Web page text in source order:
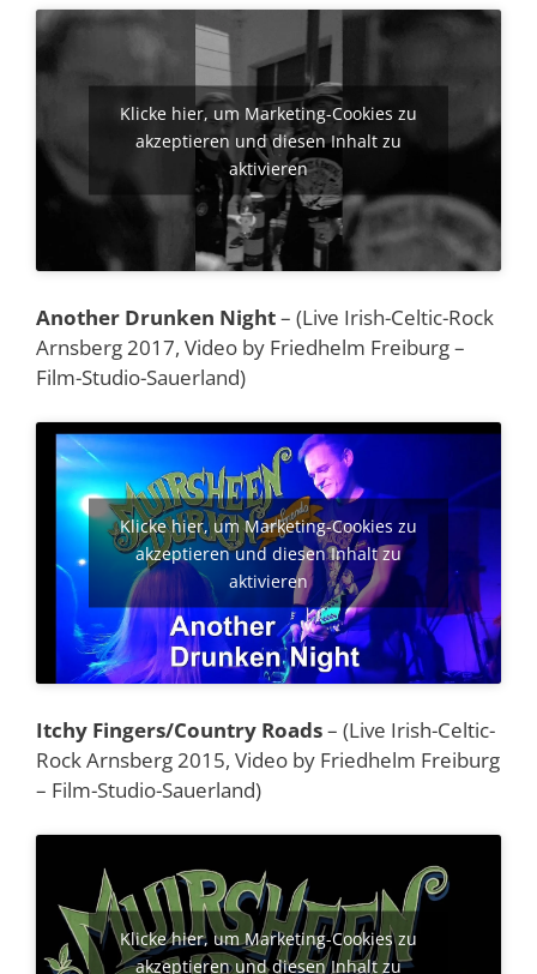
Klicke hier, um Marketing-Cookies zu
akzeptieren und diesen Inhalt zu
aktivieren
Another Drunken Night– (Live Irish-Celtic-Rock
Arnsberg 2017, Video by Friedhelm Freiburg –
Film-Studio-Sauerland)
Klicke hier, um Marketing-Cookies zu
akzeptieren und diesen Inhalt zu
aktivieren
Itchy Fingers/Country Roads– (Live Irish-Celtic-
Rock Arnsberg 2015, Video by Friedhelm Freiburg
– Film-Studio-Sauerland)
Klicke hier, um Marketing-Cookies zu
akzeptieren und diesen Inhalt zu